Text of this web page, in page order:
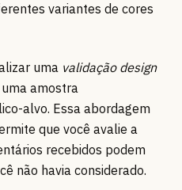
variantes de cores
uma validação design
amostra
alvo. Essa abordagem
que você avalie a
recebidos podem
não havia considerado.